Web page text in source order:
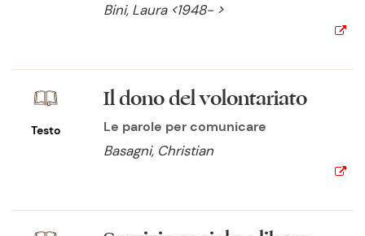
Bini, Laura <1948- >
Testo
Il dono del volontariato
Le parole per comunicare
Basagni, Christian